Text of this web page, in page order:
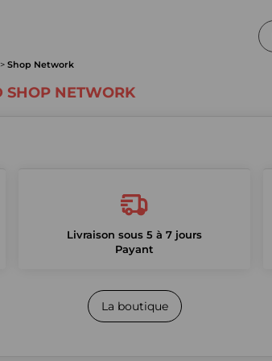
Shop Network
SHOP NETWORK
Livraison sous 5 à 7 jours
Payant
La boutique